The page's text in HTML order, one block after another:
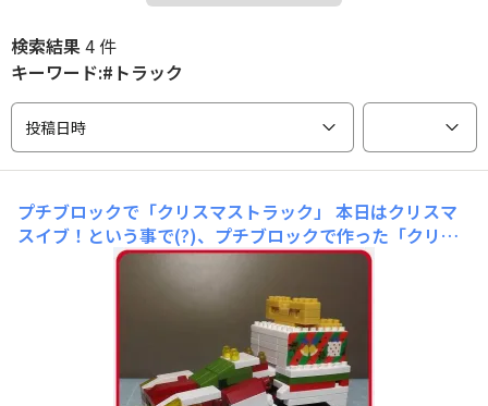
検索結果4 件
キーワード:#トラック
投稿日時
プチブロックで「クリスマストラック」 本日はクリスマ
スイブ！という事で(?)、プチブロックで作った「クリス
マス仕様のトラック」です！ボンネットタイプのトラック
の荷台に、プレゼントボックスを積載していますホイール
などは金色のペイントマーカーでワンポイント塗装、荷台
のプレゼントボックスはクリスマス柄のマスキングテープ
を貼ってみましたボックス